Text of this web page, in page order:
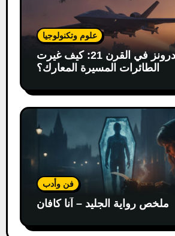
علوم وتكنولوجيا
حرب الدرونز في القرن 21: كيف غيرت
الطائرات المسيرة المعارك؟
فن وأدب
ملخص رواية الجليد – آنا كافان